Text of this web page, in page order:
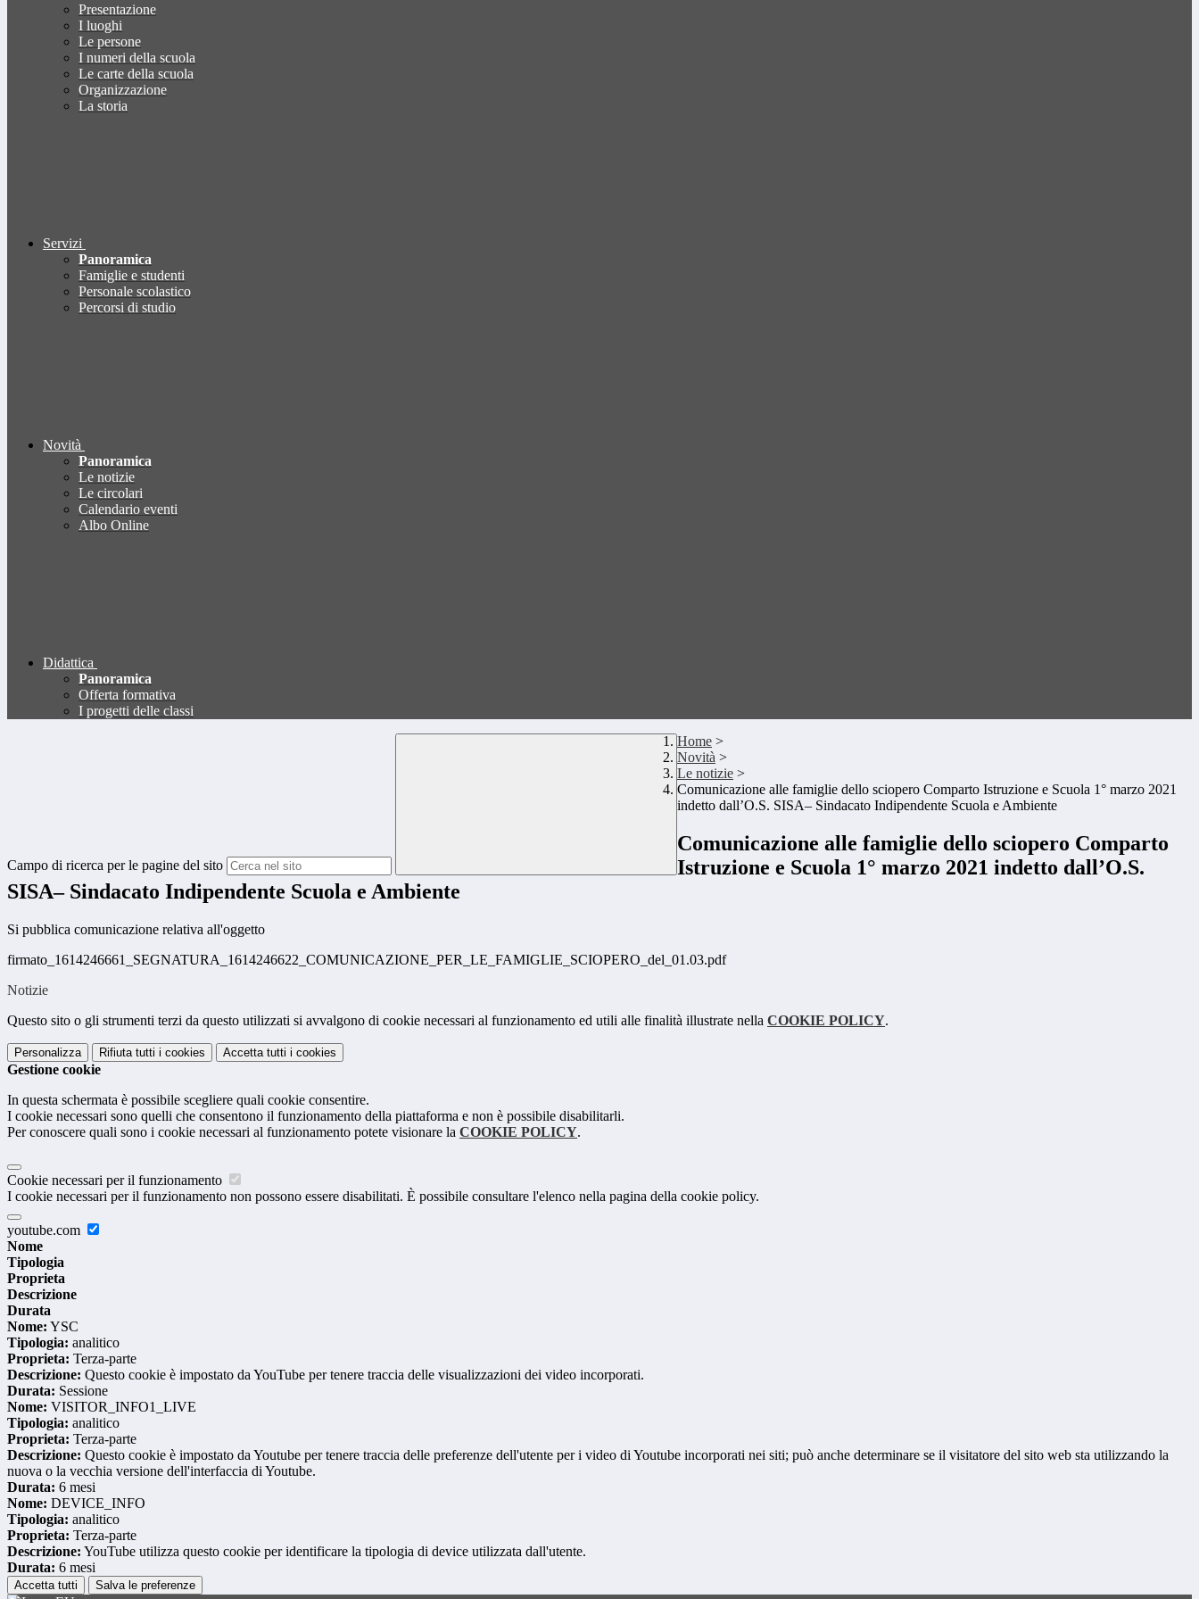
Presentazione
I luoghi
Le persone
I numeri della scuola
Le carte della scuola
Organizzazione
La storia
Servizi
Panoramica
Famiglie e studenti
Personale scolastico
Percorsi di studio
Novità
Panoramica
Le notizie
Le circolari
Calendario eventi
Albo Online
Didattica
Panoramica
Offerta formativa
I progetti delle classi
Campo di ricerca per le pagine del sito
Home >
Novità >
Le notizie >
Comunicazione alle famiglie dello sciopero Comparto Istruzione e Scuola 1° marzo 2021
indetto dall’O.S. SISA– Sindacato Indipendente Scuola e Ambiente
Comunicazione alle famiglie dello sciopero Comparto
Istruzione e Scuola 1° marzo 2021 indetto dall’O.S.
SISA– Sindacato Indipendente Scuola e Ambiente
Si pubblica comunicazione relativa all'oggetto
firmato_1614246661_SEGNATURA_1614246622_COMUNICAZIONE_PER_LE_FAMIGLIE_SCIOPERO_del_01.03.pdf
Notizie
Questo sito o gli strumenti terzi da questo utilizzati si avvalgono di cookie necessari al funzionamento ed utili alle finalità illustrate nella COOKIE POLICY.
Personalizza Rifiuta tutti i cookies Accetta tutti i cookies
Gestione cookie
In questa schermata è possibile scegliere quali cookie consentire.
I cookie necessari sono quelli che consentono il funzionamento della piattaforma e non è possibile disabilitarli.
Per conoscere quali sono i cookie necessari al funzionamento potete visionare la COOKIE POLICY.
Cookie necessari per il funzionamento
I cookie necessari per il funzionamento non possono essere disabilitati. È possibile consultare l'elenco nella pagina della cookie policy.
youtube.com
Nome
Tipologia
Proprieta
Descrizione
Durata
Nome: YSC
Tipologia: analitico
Proprieta: Terza-parte
Descrizione: Questo cookie è impostato da YouTube per tenere traccia delle visualizzazioni dei video incorporati.
Durata: Sessione
Nome: VISITOR_INFO1_LIVE
Tipologia: analitico
Proprieta: Terza-parte
Descrizione: Questo cookie è impostato da Youtube per tenere traccia delle preferenze dell'utente per i video di Youtube incorporati nei siti; può anche determinare se il visitatore del sito web sta utilizzando la
nuova o la vecchia versione dell'interfaccia di Youtube.
Durata: 6 mesi
Nome: DEVICE_INFO
Tipologia: analitico
Proprieta: Terza-parte
Descrizione: YouTube utilizza questo cookie per identificare la tipologia di device utilizzata dall'utente.
Durata: 6 mesi
Accetta tutti Salva le preferenze